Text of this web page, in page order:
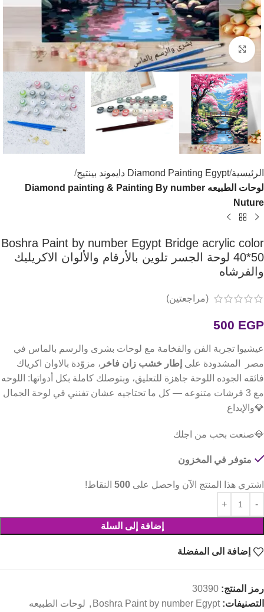
اضغط للتكبير
الرئيسية Diamond Painting Egypt دايموند بينتيج
لوحات الطبيعه Diamond painting & Painting By number
Nuture
Boshra Paint by number Egypt Bridge acrylic color
40*50 لوحة الجسر تلوين بالأرقام والألوان الاكريليك
والفرشاه
(مراجعتين)
500 EGP
عيشيوا تجربة الفن والفخامة مع لوحات بشرى والرسم بالماس في
مصر المشدودة على إطار خشب زان فاخر ، مزوّدة بالاوان اكرياك
فائقه الجوده اللوحة جاهزة للتعليق، وبتوصلك كاملة بكل أدواتها: اللوحه
مع 3 فرشات متنوعه — كل ما تحتاجيه عشان تفنني في لوحة الجمال
💎والإبداع
💎صنعت بحب من اجلك
متوفر في المخزون
اشتري هذا المنتج الآن واحصل على 500 النقاط!
إضافة إلى السلة
إضافة الى المفضلة
رمز المنتج: 30390
التصنيفات: Boshra Paint by number Egypt
, لوحات الطبيعه